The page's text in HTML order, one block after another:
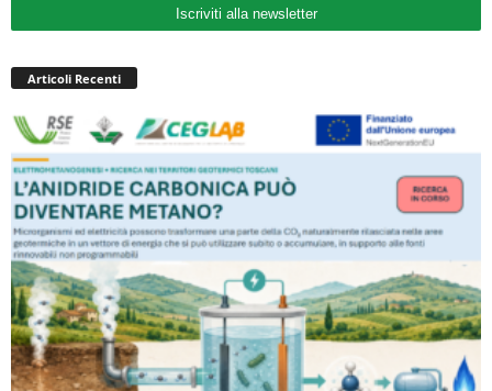
Iscriviti alla newsletter
Articoli Recenti